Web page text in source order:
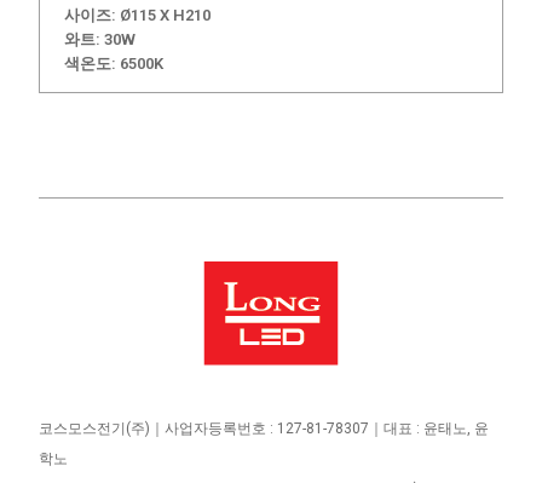
사이즈: Ø115 X H210
와트: 30W
색온도: 6500K
코스모스전기 (주)
｜사업자등록번호 : 127-81-78307｜대표 : 윤태노, 윤
학노